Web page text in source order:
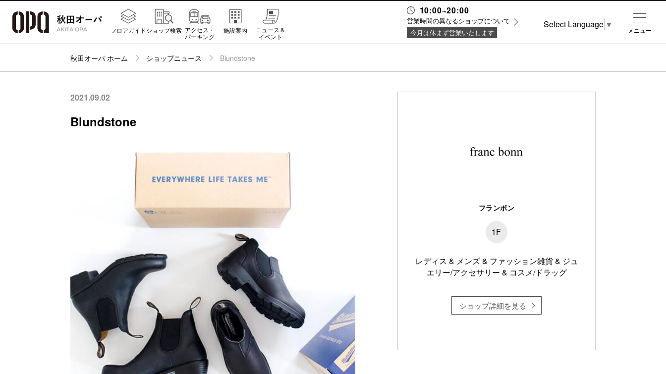
10:00~20:00
営業時間の異なるショップについて
今月は休まず営業いたします
フロアガイドショップ検索 アクセス・
パーキング
施設案内
ニュース＆
イベント
秋田オーパ ホーム ショップニュース Blundstone
2021.09.02
Blundstone
フランボン
1F
レディス & メンズ & ファッション雑貨 & ジュ
エリー/アクセサリー & コスメ/ドラッグ
ショップ詳細を見る
メニュー
Select Language ▼